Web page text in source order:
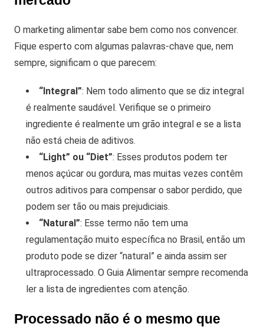
O marketing alimentar sabe bem como nos convencer.
Fique esperto com algumas palavras-chave que, nem
sempre, significam o que parecem:
“Integral”: Nem todo alimento que se diz integral
é realmente saudável. Verifique se o primeiro
ingrediente é realmente um grão integral e se a lista
não está cheia de aditivos.
“Light” ou “Diet”: Esses produtos podem ter
menos açúcar ou gordura, mas muitas vezes contêm
outros aditivos para compensar o sabor perdido, que
podem ser tão ou mais prejudiciais.
“Natural”: Esse termo não tem uma
regulamentação muito específica no Brasil, então um
produto pode se dizer “natural” e ainda assim ser
ultraprocessado. O Guia Alimentar sempre recomenda
ler a lista de ingredientes com atenção.
Processado não é o mesmo que